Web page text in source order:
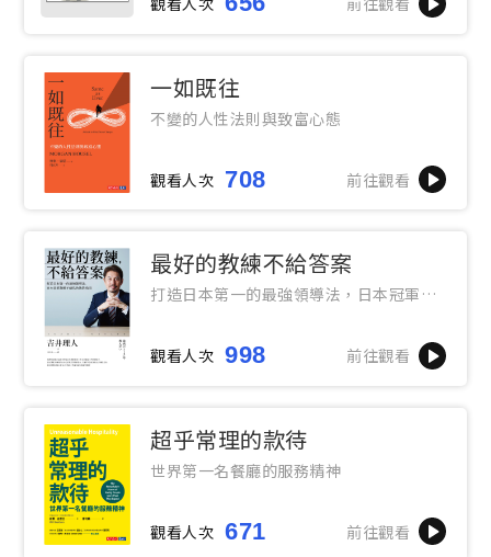
一如既往
不變的人性法則與致富心態
觀看人次 708 前往觀看
最好的教練不給答案
打造日本第一的最強領導法，日本冠軍教
觀看人次 998 前往觀看
超乎常理的款待
世界第一名餐廳的服務精神
觀看人次 671 前往觀看